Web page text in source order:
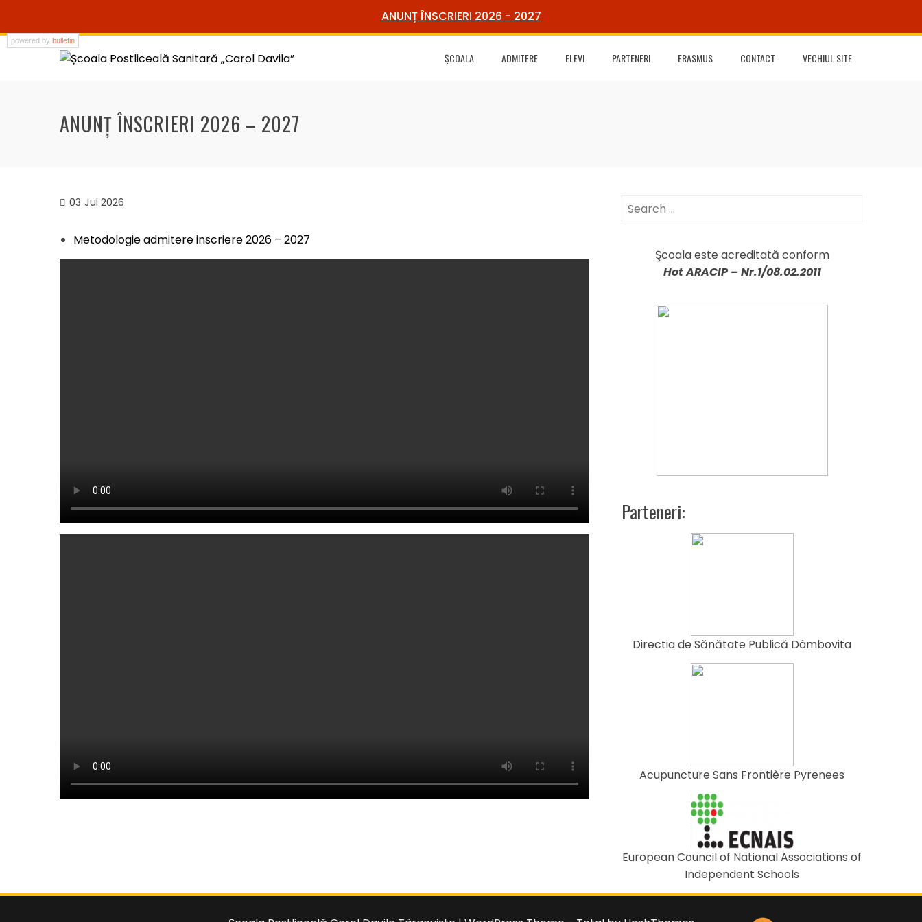
content
ANUNȚ ÎNSCRIERI 2026 - 2027
powered by bulletin
ŞCOALA ADMITERE ELEVI PARTENERI ERASMUS CONTACT VECHIUL SITE
ANUNȚ ÎNSCRIERI 2026 – 2027
03 Jul 2026
Metodologie admitere inscriere 2026 – 2027
Search
Şcoala este acreditată conform
Hot ARACIP –Nr.1/08.02.2011
Parteneri:
Directia de Sănătate Publică Dâmbovita
Acupuncture Sans Frontière Pyrenees
European Council of National Associations of
Independent Schools